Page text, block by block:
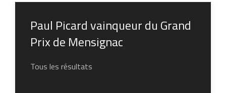
Paul Picard vainqueur du Grand
Prix de Mensignac
Tous les résultats